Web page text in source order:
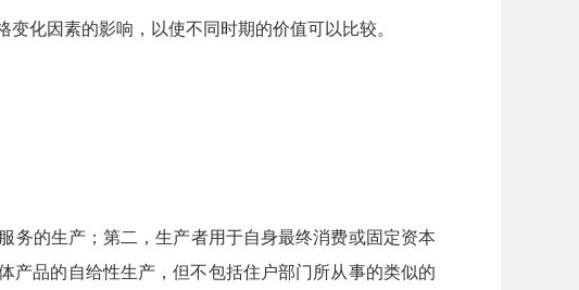
化因素的影响，以使不同时期的价值可以比较。
的生产；第二，生产者用于自身最终消费或固定资本
产品的自给性生产，但不包括住户部门所从事的类似的